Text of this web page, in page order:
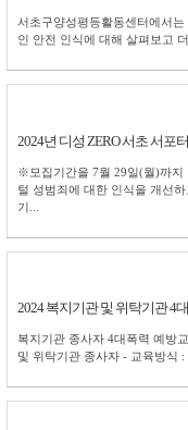
서초구양성평등활동센터에서
인 안전 인식에 대해 살펴보고
2024년 디성 ZERO 서초 서포
※모집기간을 7월 29일(월)까지
털 성범죄에 대한 인식을 개선
기...
2024 복지기관 및 위탁기관 4
복지기관 종사자 4대폭력 예방
및 위탁기관 종사자 - 교육방식 :